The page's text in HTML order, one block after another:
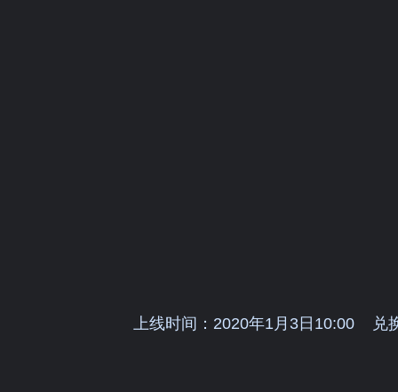
上线时间：2020年1月3日10:00 兑